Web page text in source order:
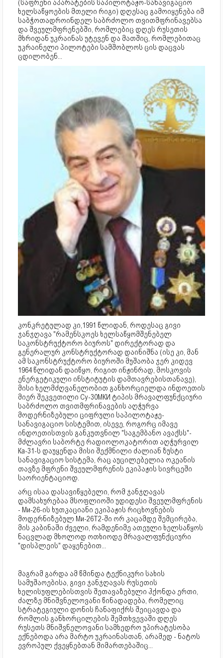
(საფრენი აპარატების საპილოტაჟო-სანავიგაციო
ხელსაწყოების მთელი რიგი) დღესაც გამოიყენება იმ
საბჭოთადროინდელ საბრძოლო თვითმფრინავებსა
და შვეულმფრენებში, რომლებიც დღეს რუსეთის
მხრიდან უკრაინას უტევენ და მათშიც, რომლებითაც
უკრაინელი პილოტები სამშობლოს ცის დაცვას
ცდილობენ...
კონკრეტულად კი,1991 წლიდან, როდესაც გივი
ჯანჯღავა "რამენსკოეს ხელსაწყომშენებელ
საკონსტრუქტორო ბიუროს" დირექტორად და
გენერალურ კონსტრუქტორად დაინიშნა (ისე კი, მან
ამ საკონსტრუქტორო ბიუროში მუშაობა ჯერ კიდევ
1964 წლიდან დაიწყო, რიგით ინჟინრად, მოსკოვის
ენერგეტიკული ინსტიტუტის დამთავრებისთანავე),
მისი ხელმძღვანელობით განხორციელდა ინდოეთის
მიერ შეკვეთილი Су-30МКИ ტიპის მრავალფუნქციური
საბრძოლო თვითმფრინავების აღჭურვა
მოდერნიზებული ციფრული საპილოტაჟე-
სანავიგაციო სისტემით, ისევე, როგორც იმავე
ინდოეთისთვის განკუთვნილ "საგემბანო ავაქსს"-
მძლავრი საბორტე რადიოლოკატორით აღჭურვილ
Ка-31-ს დაუყენდა მისი შექმნილი ძალიან ზუსტი
სანავიგაციო სისტემა, რაც აუცილებელია ოკეანის
თავზე მფრენი შვეულმფრენის ეკიპაჟის სივრცეში
საორიენტაციოდ.
არც ისაა დასავიწყებელი, რომ ჯანჯღავას
დამსახურებაა მსოფლიოში უდიდესი შვეულმფრენის
- Ми-26-ის ხუთკაციანი ეკიპაჟის რიცხოვნების
მოდერნიზებულ Ми-26Т2-ში ორ კაცამდე შემცირება,
მის კაბინაში ძველი, რამდენიმე ათეული ხელსაწყოს
ნაცვლად მხოლოდ ოთხიოდე მრავალფუნქციური
"დისპლეის" დაყენებით...
მაგრამ გარდა ამ წმინდა ტექნიკური სახის
სამუშაოებისა, გივი ჯანჯღავას რუსეთის
ხელისუფლებისთვის შეთავაზებული ჰქონდა ერთი,
ძალზე მნიშვნელოვანი წინადადება, რომელიც
სტრატეგიული დონის ჩანაფიქრს შეიცავდა და
რომლის განხორცილების შემთხვევაში დღეს
რუსეთს მნიშვნელოვანი სამხედრო უპირატესობა
ექნებოდა არა მარტო უკრაინასთან, არამედ - ნატოს
ევროპულ ქვეყნებთან მიმართებაშიც...